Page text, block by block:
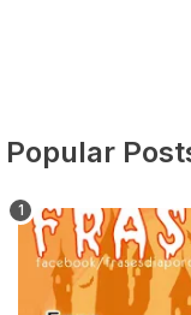
Popular